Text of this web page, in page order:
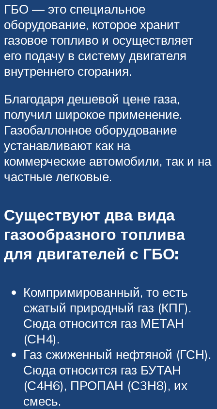
ГБО — это специальное
оборудование, которое хранит
газовое топливо и осуществляет
его подачу в систему двигателя
внутреннего сгорания.
Благодаря дешевой цене газа,
получил широкое применение.
Газобаллонное оборудование
устанавливают как на
коммерческие автомобили, так и на
частные легковые.
Существуют два вида
газообразного топлива
для двигателей с ГБО:
Компримированный, то есть
сжатый природный газ (КПГ).
Сюда относится газ МЕТАН
(СН4).
Газ сжиженный нефтяной (ГСН).
Сюда относится газ БУТАН
(С4Н6), ПРОПАН (С3Н8), их
смесь.